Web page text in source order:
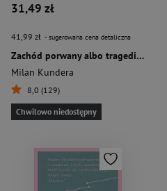
31,49 zł
41,99 zł - sugerowana cena detaliczna
Zachód porwany albo tragedia Europy Środkowej
Milan Kundera
8,0 (129)
Chwilowo niedostępny